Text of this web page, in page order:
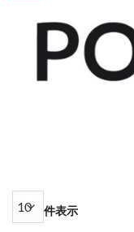
件表示